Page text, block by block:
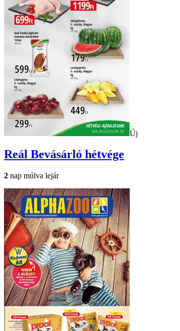
Új
Reál Bevásárló hétvége
2 nap múlva lejár